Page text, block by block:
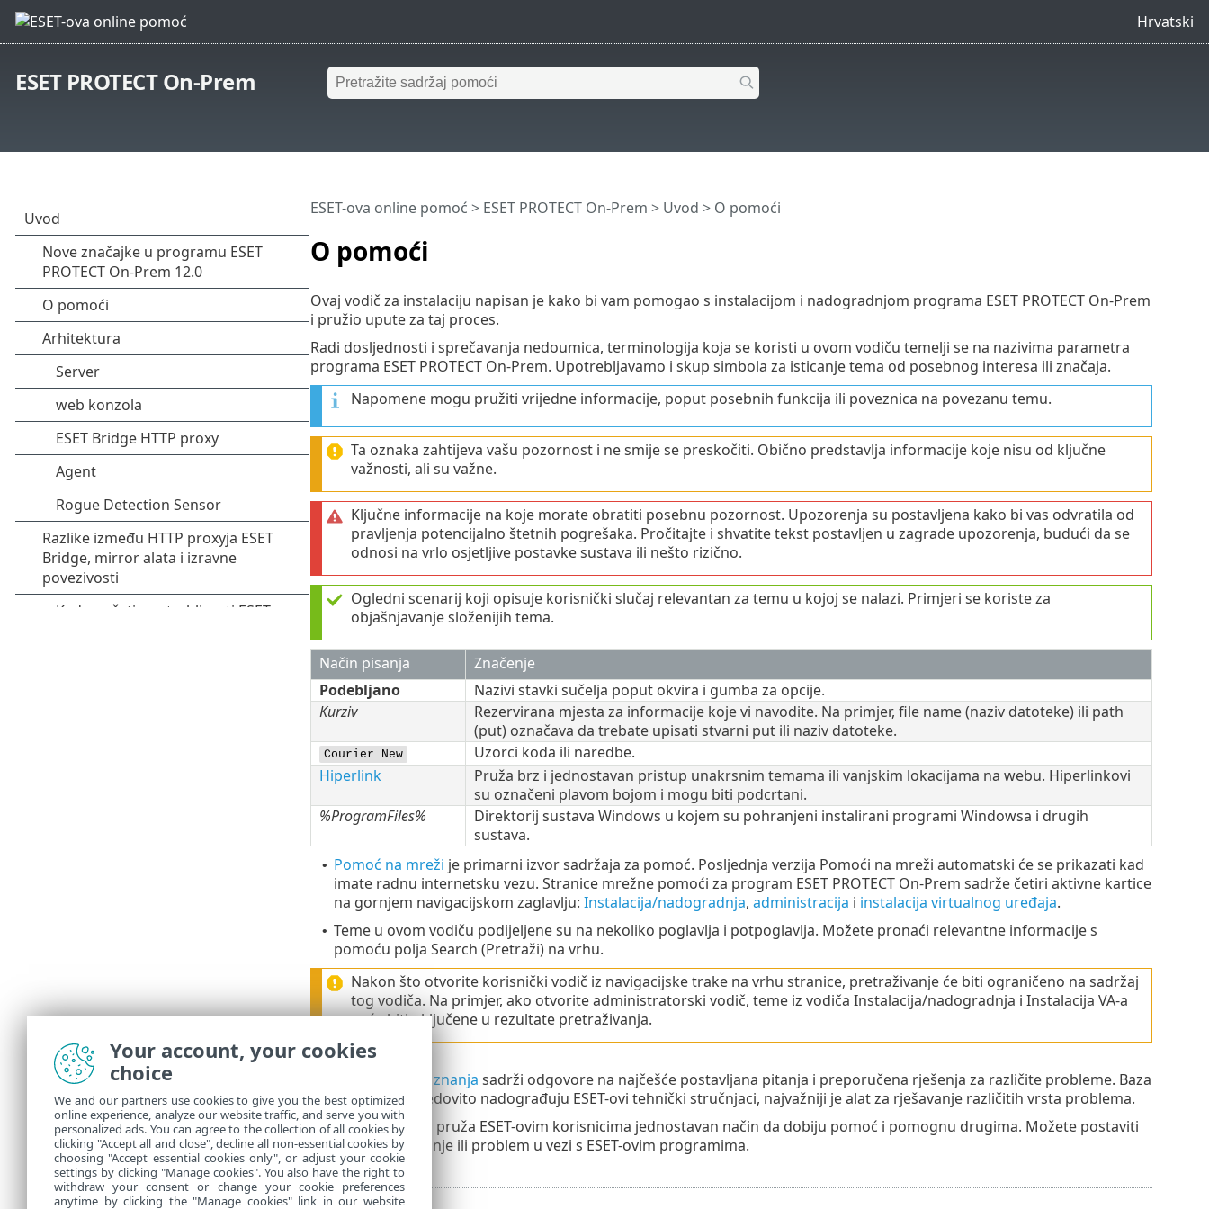
Hrvatski
ESET PROTECT On-Prem
O pomoći
ESET-ova online pomoć > ESET PROTECT On-Prem > Uvod > O pomoći
Ovaj vodič za instalaciju napisan je kako bi vam pomogao s instalacijom i nadogradnjom programa ESET PROTECT On-Prem
i pružio upute za taj proces.
Radi dosljednosti i sprečavanja nedoumica, terminologija koja se koristi u ovom vodiču temelji se na nazivima parametra
programa ESET PROTECT On-Prem. Upotrebljavamo i skup simbola za isticanje tema od posebnog interesa ili značaja.
Napomene mogu pružiti vrijedne informacije, poput posebnih funkcija ili poveznica na povezanu temu.
Ta oznaka zahtijeva vašu pozornost i ne smije se preskočiti. Obično predstavlja informacije koje nisu od ključne
važnosti, ali su važne.
Ključne informacije na koje morate obratiti posebnu pozornost. Upozorenja su postavljena kako bi vas odvratila od
pravljenja potencijalno štetnih pogrešaka. Pročitajte i shvatite tekst postavljen u zagrade upozorenja, budući da se
odnosi na vrlo osjetljive postavke sustava ili nešto rizično.
Ogledni scenarij koji opisuje korisnički slučaj relevantan za temu u kojoj se nalazi. Primjeri se koriste za
objašnjavanje složenijih tema.
Način pisanja
Značenje
Podebljano
Nazivi stavki sučelja poput okvira i gumba za opcije.
Kurziv
Rezervirana mjesta za informacije koje vi navodite. Na primjer, file name (naziv datoteke) ili path
(put) označava da trebate upisati stvarni put ili naziv datoteke.
Courier New
Uzorci koda ili naredbe.
Hiperlink
Pruža brz i jednostavan pristup unakrsnim temama ili vanjskim lokacijama na webu. Hiperlinkovi
su označeni plavom bojom i mogu biti podcrtani.
%ProgramFiles%
Direktorij sustava Windows u kojem su pohranjeni instalirani programi Windowsa i drugih
sustava.
• Pomoć na mreži je primarni izvor sadržaja za pomoć. Posljednja verzija Pomoći na mreži automatski će se prikazati kad
imate radnu internetsku vezu. Stranice mrežne pomoći za program ESET PROTECT On-Prem sadrže četiri aktivne kartice
na gornjem navigacijskom zaglavlju: Instalacija/nadogradnja, administracija i instalacija virtualnog uređaja.
• Teme u ovom vodiču podijeljene su na nekoliko poglavlja i potpoglavlja. Možete pronaći relevantne informacije s
pomoću polja Search (Pretraži) na vrhu.
Nakon što otvorite korisnički vodič iz navigacijske trake na vrhu stranice, pretraživanje će biti ograničeno na sadržaj
tog vodiča. Na primjer, ako otvorite administratorski vodič, teme iz vodiča Instalacija/nadogradnja i Instalacija VA-a
neće biti uključene u rezultate pretraživanja.
ESET-ova baza znanja sadrži odgovore na najčešće postavljana pitanja i preporučena rješenja za različite probleme. Baza
znanja, koju redovito nadograđuju ESET-ovi tehnički stručnjaci, najvažniji je alat za rješavanje različitih vrsta problema.
• ESET-ov forum
pruža ESET-ovim korisnicima jednostavan način da dobiju pomoć i pomognu drugima. Možete postaviti
bilo kakvo pitanje ili problem u vezi s ESET-ovim programima.
Your account, your cookies
choice
We and our partners use cookies to give you the best optimized
online experience, analyze our website traffic, and serve you with
personalized ads. You can agree to the collection of all cookies by
clicking "Accept all and close", decline all non-essential cookies by
choosing "Accept essential cookies only", or adjust your cookie
settings by clicking "Manage cookies". You also have the right to
withdraw your consent or change your cookie preferences
anytime by clicking the "Manage cookies" link in our website